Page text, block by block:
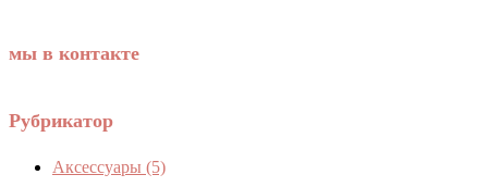
мы в контакте
Рубрикатор
Аксессуары (5)